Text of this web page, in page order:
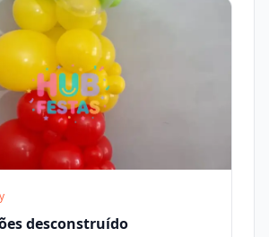
desconstruído